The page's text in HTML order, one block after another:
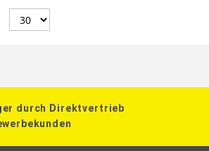
durch Direktvertrieb